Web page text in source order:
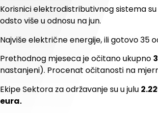
Korisnici elektrodistributivnog sistema
odsto više u odnosu na jun.
Najviše električne energije, ili gotovo 35
Prethodnog mjeseca je očitano ukupno
nastanjeni). Procenat očitanosti na
Ekipe Sektora za održavanje su u julu
eura.